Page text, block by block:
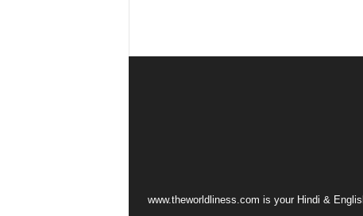
www.theworldliness.com is your Hindi &